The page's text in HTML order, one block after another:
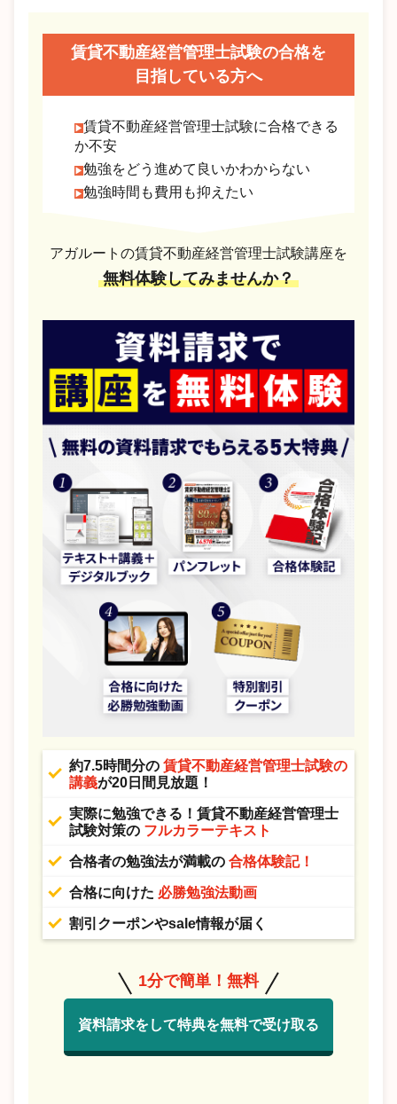
賃貸不動産経営管理士試験の合格を
目指している方へ
賃貸不動産経営管理士試験に合格できる
か不安
勉強をどう進めて良いかわからない
勉強時間も費用も抑えたい
アガルートの賃貸不動産経営管理士試験講座を
無料体験してみませんか？
約7.5時間分の 賃貸不動産経営管理士試験の
講義が20日間見放題！
実際に勉強できる！賃貸不動産経営管理士
試験対策の フルカラーテキスト
合格者の勉強法が満載の 合格体験記！
合格に向けた 必勝勉強法動画
割引クーポンやsale情報が届く
1分で簡単！無料
資料請求をして特典を無料で受け取る